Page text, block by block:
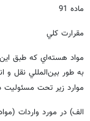
ماده 91
مقرارت كلي
مواد هسته‌اي كه طبق
به طور بين‌المللي نقل و
موارد زير تحت مسئوليت
الف) در مورد واردات